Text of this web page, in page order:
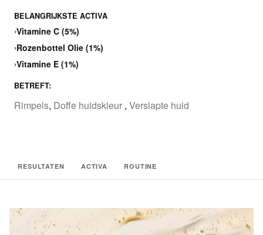
BELANGRIJKSTE ACTIVA
›Vitamine C (5%)
›Rozenbottel Olie (1%)
›Vitamine E (1%)
BETREFT:
Rimpels, Doffe huidskleur , Verslapte huid
RESULTATEN ACTIVA ROUTINE